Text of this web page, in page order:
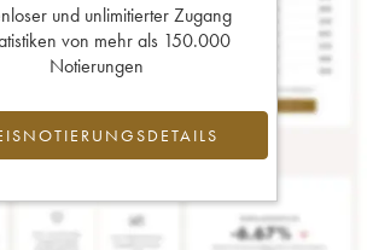
und unlimitierter Zugang
von mehr als 150.000
Notierungen